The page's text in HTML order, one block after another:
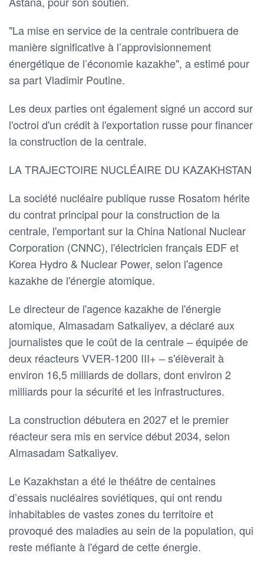
"La mise en service de la centrale contribuera de
manière significative à l’approvisionnement
énergétique de l’économie kazakhe", a estimé pour
sa part Vladimir Poutine.
Les deux parties ont également signé un accord sur
l'octroi d'un crédit à l'exportation russe pour financer
la construction de la centrale.
LA TRAJECTOIRE NUCLÉAIRE DU KAZAKHSTAN
La société nucléaire publique russe Rosatom hérite
du contrat principal pour la construction de la
centrale, l'emportant sur la China National Nuclear
Corporation (CNNC), l'électricien français EDF et
Korea Hydro & Nuclear Power, selon l'agence
kazakhe de l'énergie atomique.
Le directeur de l'agence kazakhe de l'énergie
atomique, Almasadam Satkaliyev, a déclaré aux
journalistes que le coût de la centrale – équipée de
deux réacteurs VVER-1200 III+ – s'élèverait à
environ 16,5 milliards de dollars, dont environ 2
milliards pour la sécurité et les infrastructures.
La construction débutera en 2027 et le premier
réacteur sera mis en service début 2034, selon
Almasadam Satkaliyev.
Le Kazakhstan a été le théâtre de centaines
d’essais nucléaires soviétiques, qui ont rendu
inhabitables de vastes zones du territoire et
provoqué des maladies au sein de la population, qui
reste méfiante à l'égard de cette énergie.